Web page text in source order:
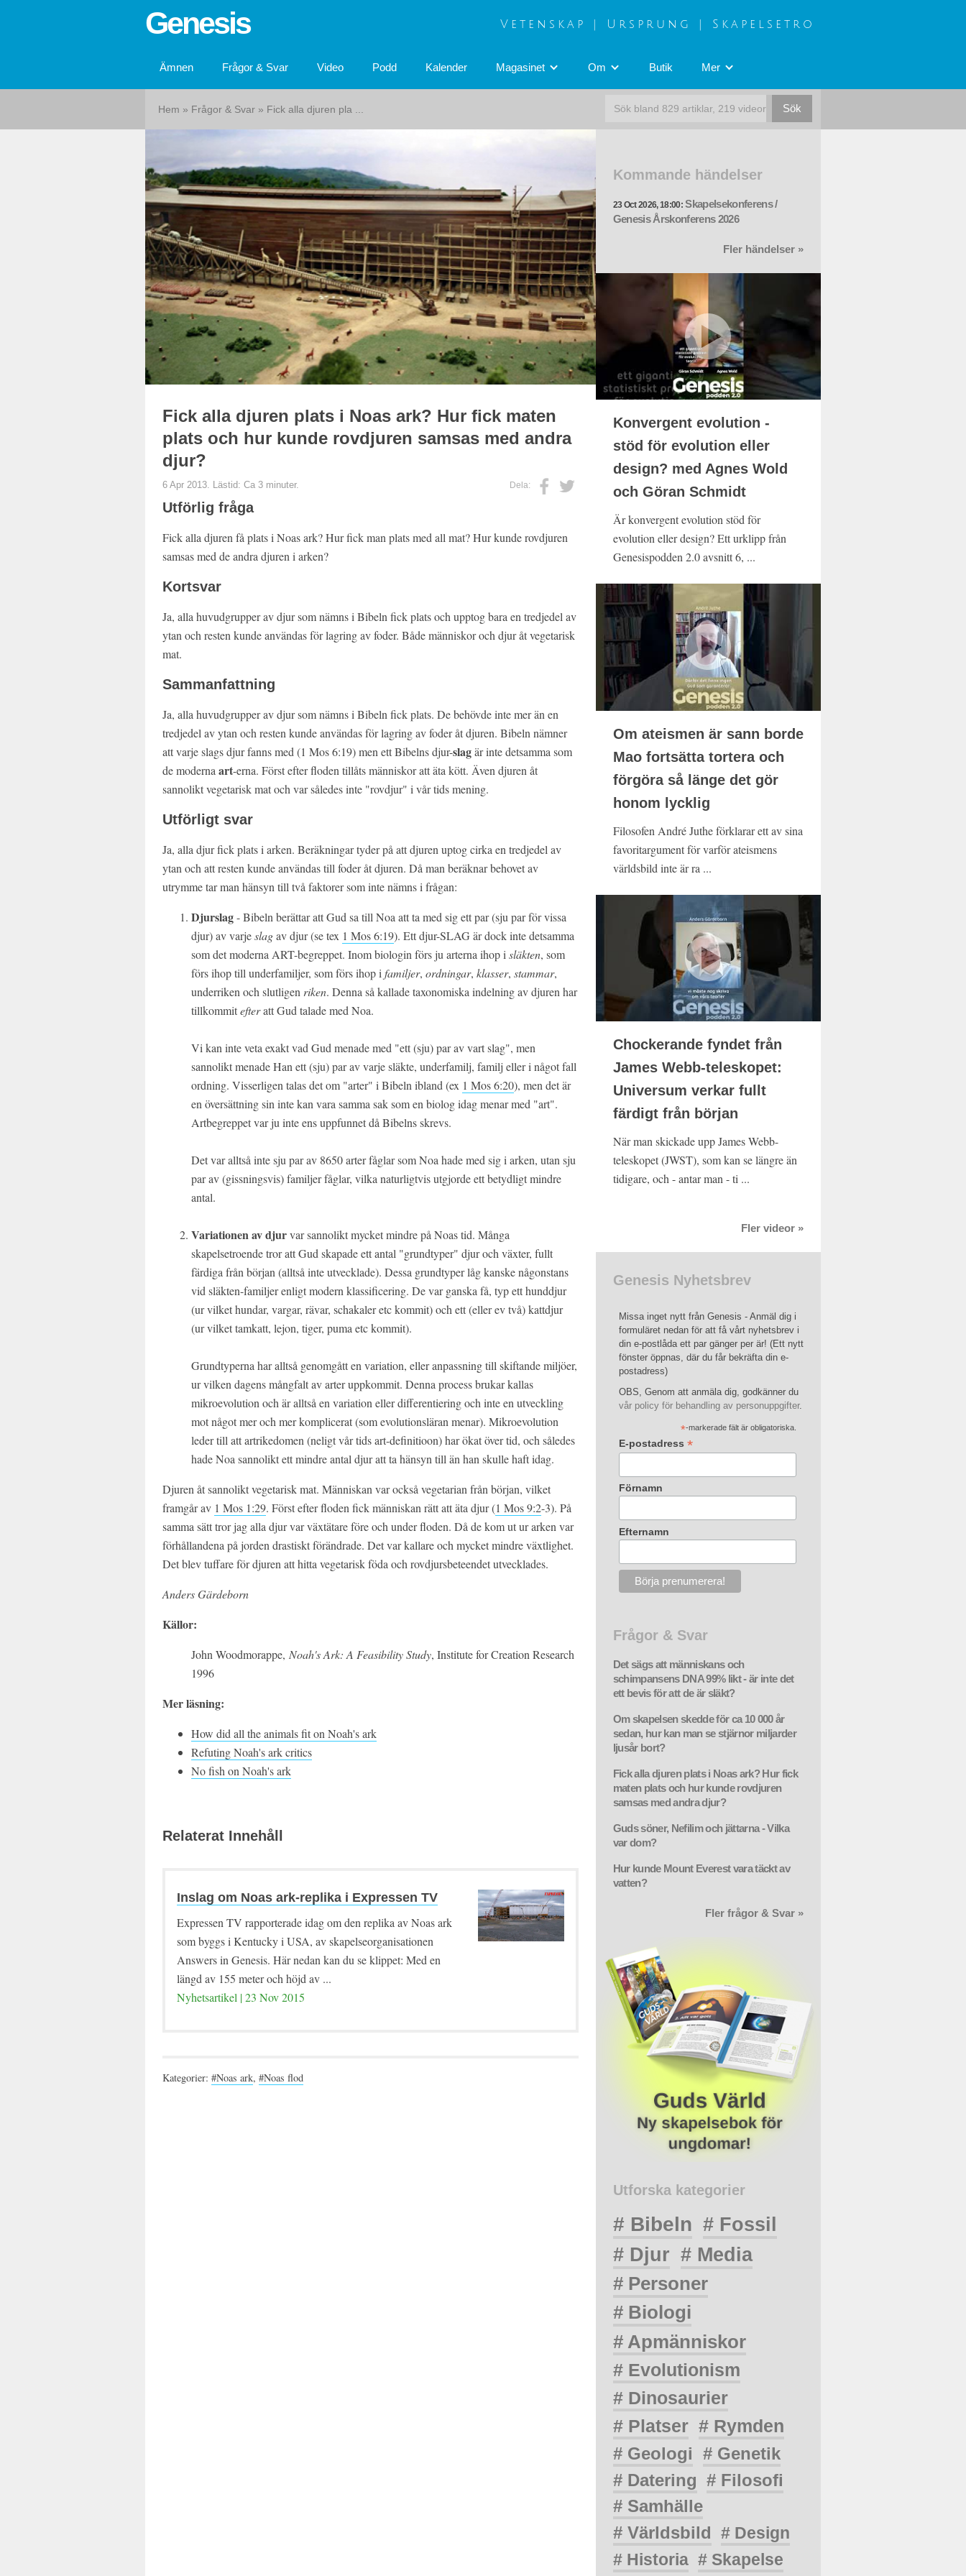
Genesis Vetenskap | Ursprung | Skapelsetro
Ämnen Frågor & Svar Video Podd Kalender Magasinet Om Butik Mer
Hem » Frågor & Svar » Fick alla djuren pla ...
Fick alla djuren plats i Noas ark? Hur fick maten
plats och hur kunde rovdjuren samsas med andra
djur?
Dela:
6 Apr 2013. Lästid: Ca 3 minuter.
Utförlig fråga
Fick alla djuren få plats i Noas ark? Hur fick man plats med all mat? Hur kunde rovdjuren
samsas med de andra djuren i arken?
Kortsvar
Ja, alla huvudgrupper av djur som nämns i Bibeln fick plats och upptog bara en tredjedel av
ytan och resten kunde användas för lagring av foder. Både människor och djur åt vegetarisk
mat.
Sammanfattning
Ja, alla huvudgrupper av djur som nämns i Bibeln fick plats. De behövde inte mer än en
tredjedel av ytan och resten kunde användas för lagring av foder åt djuren. Bibeln nämner
att varje slags djur fanns med (1 Mos 6:19) men ett Bibelns djur-slagär inte detsamma som
de moderna art-erna. Först efter floden tillåts människor att äta kött. Även djuren åt
sannolikt vegetarisk mat och var således inte "rovdjur" i vår tids mening.
Utförligt svar
Ja, alla djur fick plats i arken. Beräkningar tyder på att djuren uptog cirka en tredjedel av
ytan och att resten kunde användas till foder åt djuren. Då man beräknar behovet av
utrymme tar man hänsyn till två faktorer som inte nämns i frågan:
Djurslag- Bibeln berättar att Gud sa till Noa att ta med sig ett par (sju par för vissa
djur) av varjeslagav djur (se tex 1 Mos 6:19). Ett djur-SLAG är dock inte detsamma
som det moderna ART-begreppet. Inom biologin förs ju arterna ihop i släkten, som
förs ihop till underfamiljer, som förs ihop i familjer, ordningar, klasser, stammar,
underriken och slutligen riken. Denna så kallade taxonomiska indelning av djuren har
tillkommitefteratt Gud talade med Noa.
Vi kan inte veta exakt vad Gud menade med "ett (sju) par av vart slag", men
sannolikt menade Han ett (sju) par av varje släkte, underfamilj, familj eller i något fall
ordning. Visserligen talas det om "arter" i Bibeln ibland (ex 1 Mos 6:20), men det är
en översättning sin inte kan vara samma sak som en biolog idag menar med "art".
Artbegreppet var ju inte ens uppfunnet då Bibelns skrevs.
Det var alltså inte sju par av 8650 arter fåglar som Noa hade med sig i arken, utan sju
par av (gissningsvis) familjer fåglar, vilka naturligtvis utgjorde ett betydligt mindre
antal.
Variationen av djurvar sannolikt mycket mindre på Noas tid. Många
skapelsetroende tror att Gud skapade ett antal "grundtyper" djur och växter, fullt
färdiga från början (alltså inte utvecklade). Dessa grundtyper låg kanske någonstans
vid släkten-familjer enligt modern klassificering. De var ganska få, typ ett hunddjur
(ur vilket hundar, vargar, rävar, schakaler etc kommit) och ett (eller ev två) kattdjur
(ur vilket tamkatt, lejon, tiger, puma etc kommit).
Grundtyperna har alltså genomgått en variation, eller anpassning till skiftande miljöer,
ur vilken dagens mångfalt av arter uppkommit. Denna process brukar kallas
mikroevolution och är alltså en variation eller differentiering och inte en utveckling
mot något mer och mer komplicerat (som evolutionsläran menar). Mikroevolution
leder till att artrikedomen (neligt vår tids art-definitioon) har ökat över tid, och således
hade Noa sannolikt ett mindre antal djur att ta hänsyn till än han skulle haft idag.
Djuren åt sannolikt vegetarisk mat. Människan var också vegetarian från början, vilket
framgår av 1 Mos 1:29. Först efter floden fick människan rätt att äta djur (1 Mos 9:2-3). På
samma sätt tror jag alla djur var växtätare före och under floden. Då de kom ut ur arken var
förhållandena på jorden drastiskt förändrade. Det var kallare och mycket mindre växtlighet.
Det blev tuffare för djuren att hitta vegetarisk föda och rovdjursbeteendet utvecklades.
Anders Gärdeborn
Källor:
John Woodmorappe, Noah's Ark: A Feasibility Study, Institute for Creation Research
1996
Mer läsning:
How did all the animals fit on Noah's ark
Refuting Noah's ark critics
No fish on Noah's ark
Relaterat Innehåll
Inslag om Noas ark-replika i Expressen TV
Expressen TV rapporterade idag om den replika av Noas ark
som byggs i Kentucky i USA, av skapelseorganisationen
Answers in Genesis. Här nedan kan du se klippet: Med en
längd av 155 meter och höjd av ...
Nyhetsartikel | 23 Nov 2015
Kategorier: #Noas ark, #Noas flod
Kommande händelser
23 Oct 2026, 18:00: Skapelsekonferens /
Genesis Årskonferens 2026
Fler händelser »
Konvergent evolution -
stöd för evolution eller
design? med Agnes Wold
och Göran Schmidt
Är konvergent evolution stöd för
evolution eller design? Ett urklipp från
Genesispodden 2.0 avsnitt 6, ...
Om ateismen är sann borde
Mao fortsätta tortera och
förgöra så länge det gör
honom lycklig
Filosofen André Juthe förklarar ett av sina
favoritargument för varför ateismens
världsbild inte är ra ...
Chockerande fyndet från
James Webb-teleskopet:
Universum verkar fullt
färdigt från början
När man skickade upp James Webb-
teleskopet (JWST), som kan se längre än
tidigare, och - antar man - ti ...
Fler videor »
Genesis Nyhetsbrev
Missa inget nytt från Genesis - Anmäl dig i
formuläret nedan för att få vårt nyhetsbrev i
din e-postlåda ett par gänger per är! (Ett nytt
fönster öppnas, där du får bekräfta din e-
postadress)
OBS, Genom att anmäla dig, godkänner du
vår policy för behandling av personuppgifter.
*-markerade fält är obligatoriska.
E-postadress *
Förnamn
Efternamn
Frågor & Svar
Det sägs att människans och
schimpansens DNA 99% likt - är inte det
ett bevis för att de är släkt?
Om skapelsen skedde för ca 10 000 år
sedan, hur kan man se stjärnor miljarder
ljusår bort?
Fick alla djuren plats i Noas ark? Hur fick
maten plats och hur kunde rovdjuren
samsas med andra djur?
Guds söner, Nefilim och jättarna - Vilka
var dom?
Hur kunde Mount Everest vara täckt av
vatten?
Fler frågor & Svar »
Utforska kategorier
# Bibeln # Fossil
# Djur # Media
# Personer
# Biologi
# Apmänniskor
# Evolutionism
# Dinosaurier
# Platser # Rymden
# Geologi # Genetik
# Datering # Filosofi
# Samhälle
# Världsbild # Design
# Historia # Skapelse